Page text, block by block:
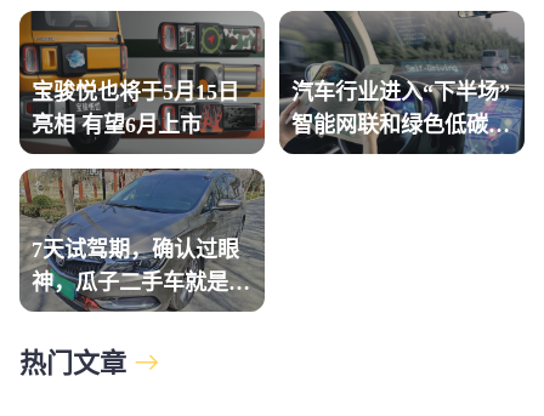
宝骏悦也将于5月15日
亮相 有望6月上市
汽车行业进入“下半场”
智能网联和绿色低碳是
关键
7天试驾期，确认过眼
神，瓜子二手车就是那
个“对的人”
热门文章